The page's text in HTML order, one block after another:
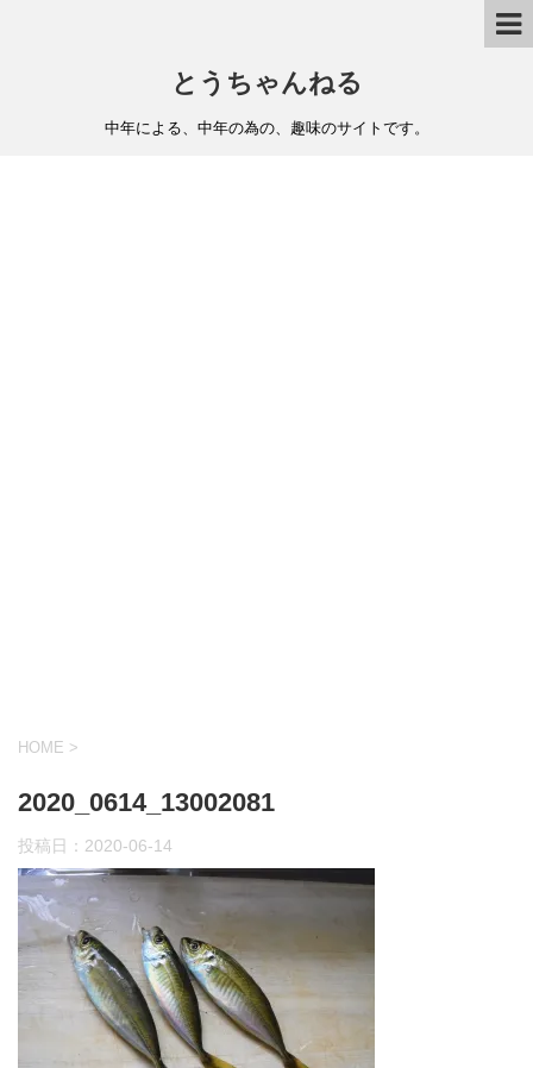
とうちゃんねる
中年による、中年の為の、趣味のサイトです。
HOME >
2020_0614_13002081
投稿日： 2020-06-14